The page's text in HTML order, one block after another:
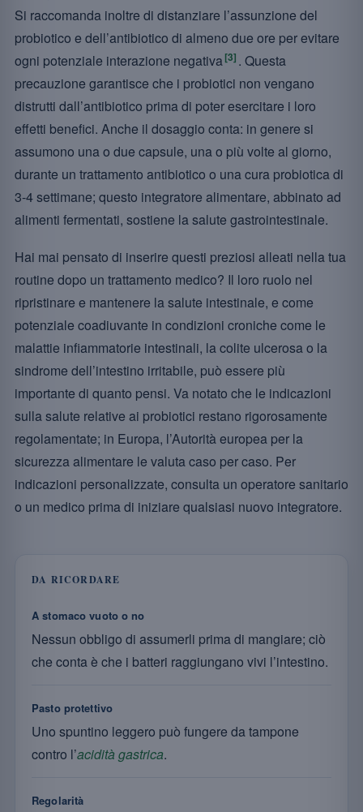
Si raccomanda inoltre di distanziare l’assunzione del
probiotico e dell’antibiotico di almeno due ore per evitare
ogni potenziale interazione negativa[3] . Questa
precauzione garantisce che i probiotici non vengano
distrutti dall’antibiotico prima di poter esercitare i loro
effetti benefici. Anche il dosaggio conta: in genere si
assumono una o due capsule, una o più volte al giorno,
durante un trattamento antibiotico o una cura probiotica di
3-4 settimane; questo integratore alimentare, abbinato ad
alimenti fermentati, sostiene la salute gastrointestinale.
Hai mai pensato di inserire questi preziosi alleati nella tua
routine dopo un trattamento medico? Il loro ruolo nel
ripristinare e mantenere la salute intestinale, e come
potenziale coadiuvante in condizioni croniche come le
malattie infiammatorie intestinali, la colite ulcerosa o la
sindrome dell’intestino irritabile, può essere più
importante di quanto pensi. Va notato che le indicazioni
sulla salute relative ai probiotici restano rigorosamente
regolamentate; in Europa, l’Autorità europea per la
sicurezza alimentare le valuta caso per caso. Per
indicazioni personalizzate, consulta un operatore sanitario
o un medico prima di iniziare qualsiasi nuovo integratore.
DA RICORDARE
A stomaco vuoto o no
Nessun obbligo di assumerli prima di mangiare; ciò
che conta è che i batteri raggiungano vivi l’intestino.
Pasto protettivo
Uno spuntino leggero può fungere da tampone
contro l’acidità gastrica.
Regolarità